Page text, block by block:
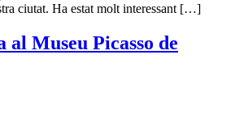
ciutat. Ha estat molt interessant […]
al Museu Picasso de